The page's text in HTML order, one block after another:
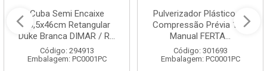
Cuba Semi Encaixe
58,5x46cm Retangular
Duke Branca DIMAR / R...
Código: 294913
Embalagem: PC0001PC
Pulverizador Plástico de
Compressão Prévia 1,5L
Manual FERTA...
Código: 301693
Embalagem: PC0001PC